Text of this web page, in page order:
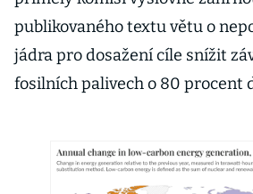
publikovaného textu větu o
jádra pro dosažení cíle snížit
fosilních palivech o 80 procent